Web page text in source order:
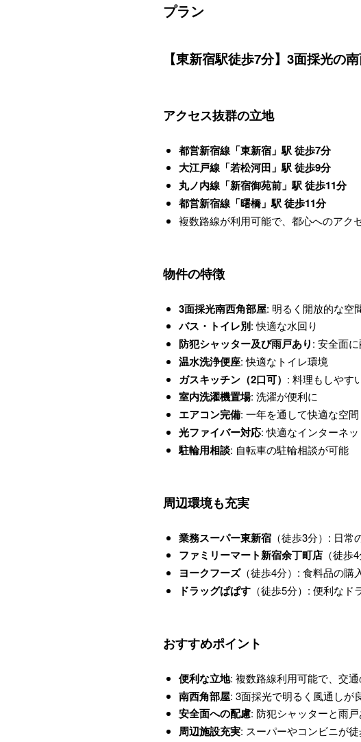
プラン
【東新宿駅徒歩7分】3面採光の
アクセス抜群の立地
都営新宿線「東新宿」駅 徒歩7分
大江戸線「若松河田」駅 徒歩9分
丸ノ内線「新宿御苑前」駅 徒歩11分
都営新宿線「曙橋」駅 徒歩11分
複数路線が利用可能で、都心へのアク
物件の特徴
3面採光南西角部屋: 明るく開放的な空
バス・トイレ別: 快適な水回り
防犯シャッター及び雨戸あり: 安全面
温水洗浄便座: 快適なトイレ環境
ガスキッチン（2口可） : 料理もしやす
室内洗濯機置場: 洗濯が便利に
エアコン完備: 一年を通して快適な空間
光ファイバー対応: 快適なインターネ
駐輪用相談: 自転車の駐輪相談が可能
周辺環境も充実
業務スーパー東新宿（徒歩3分）: 日常
ファミリーマート新宿余丁町店（徒歩
ヨークフーズ（徒歩4分）: 食料品の購
ドラッグぱぱす（徒歩5分）: 便利なド
おすすめポイント
便利な立地: 複数路線利用可能で、交
南西角部屋: 3面採光で明るく風通しが
安全面への配慮: 防犯シャッターと雨戸
周辺施設充実: スーパーやコンビニが